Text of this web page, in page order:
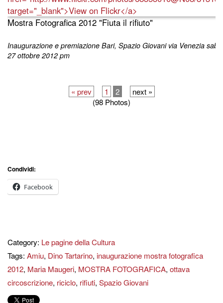
Mostra Fotografica 2012 "Fiuta il rifiuto"
Inaugurazione e premiazione Bari, Spazio Giovani via Venezia
27 ottobre 2012 pm
« prev 1 2
next »
(98 Photos)
Condividi:
Facebook
Category: Le pagine della Cultura
Tags: Amiu, Dino Tartarino, inaugurazione mostra fotografica
2012, Maria Maugeri, MOSTRA FOTOGRAFICA, ottava
circoscrizione, riciclo, rifiuti, Spazio Giovani